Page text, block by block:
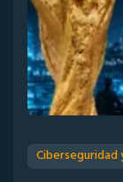
Ciberseguridad